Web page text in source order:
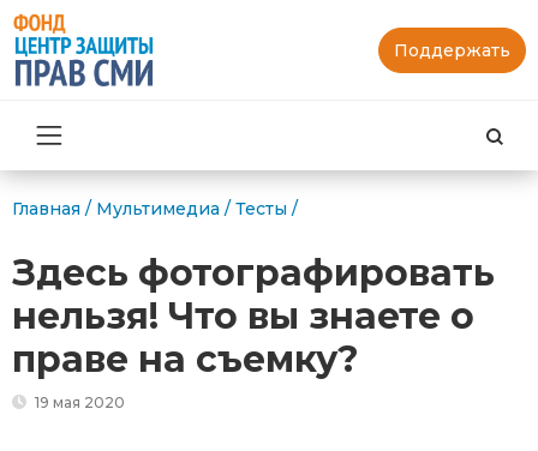
Поддержать
Главная / Мультимедиа / Тесты /
Здесь фотографировать
нельзя! Что вы знаете о
праве на съемку?
19 мая 2020